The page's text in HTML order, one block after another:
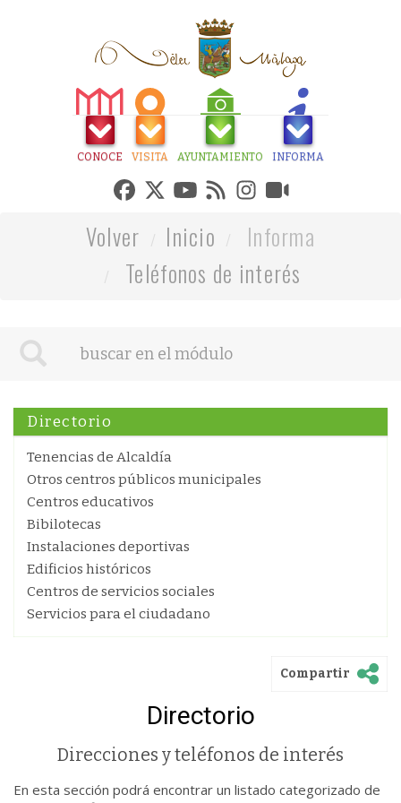
CONOCE VISITA AYUNTAMIENTO INFORMA
Volver Inicio
Informa
Teléfonos de interés
Directorio
Tenencias de Alcaldía
Otros centros públicos municipales
Centros educativos
Bibilotecas
Instalaciones deportivas
Edificios históricos
Centros de servicios sociales
Servicios para el ciudadano
Compartir
Directorio
Direcciones y teléfonos de interés
En esta sección podrá encontrar un listado categorizado de